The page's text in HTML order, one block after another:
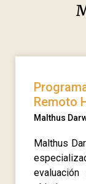
Remoto
Malthus
Malthus